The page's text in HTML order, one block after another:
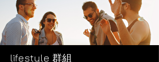
lifestyle 群組